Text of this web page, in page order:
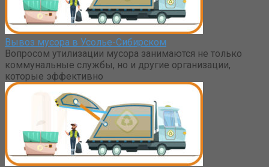
Вывоз мусора в Усолье-Сибирском
Вопросом утилизации мусора занимаются не только
коммунальные службы, но и другие организации,
которые эффективно